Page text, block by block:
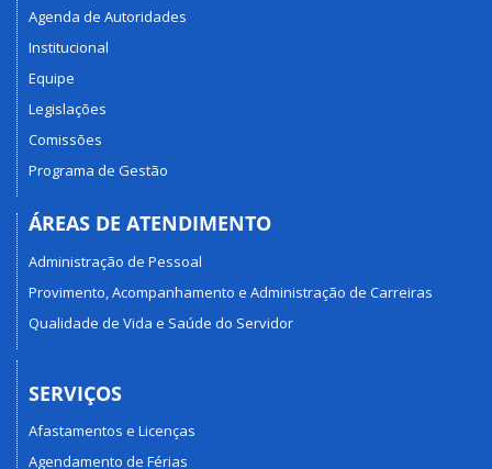
Agenda de Autoridades
Institucional
Equipe
Legislações
Comissões
Programa de Gestão
ÁREAS DE ATENDIMENTO
Administração de Pessoal
Provimento, Acompanhamento e Administração de Carreiras
Qualidade de Vida e Saúde do Servidor
SERVIÇOS
Afastamentos e Licenças
Agendamento de Férias